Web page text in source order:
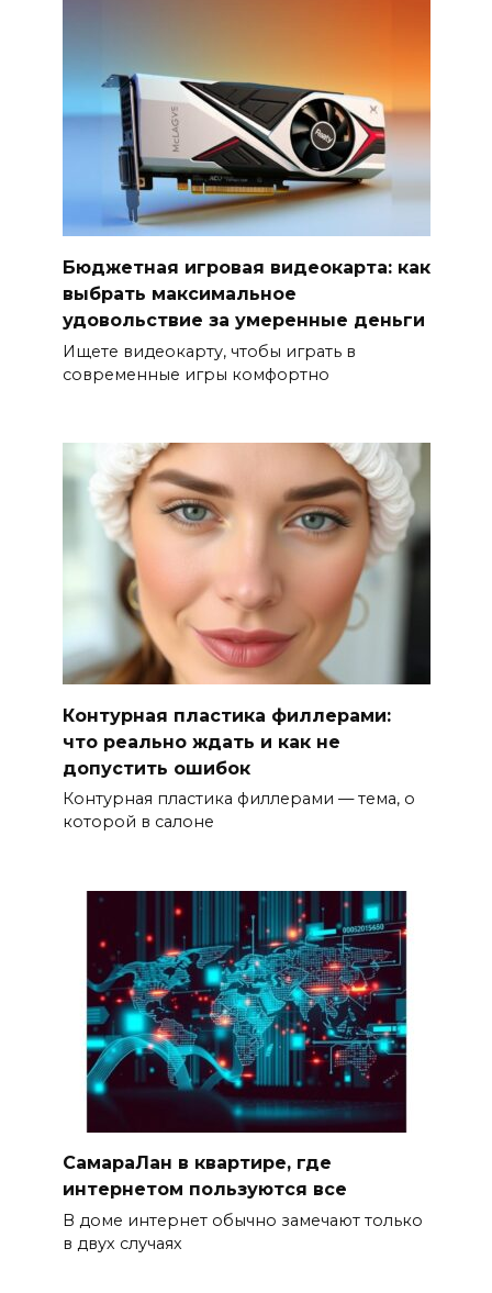
Бюджетная игровая видеокарта: как
выбрать максимальное
удовольствие за умеренные деньги
Ищете видеокарту, чтобы играть в
современные игры комфортно
Контурная пластика филлерами:
что реально ждать и как не
допустить ошибок
Контурная пластика филлерами — тема, о
которой в салоне
СамараЛан в квартире, где
интернетом пользуются все
В доме интернет обычно замечают только
в двух случаях